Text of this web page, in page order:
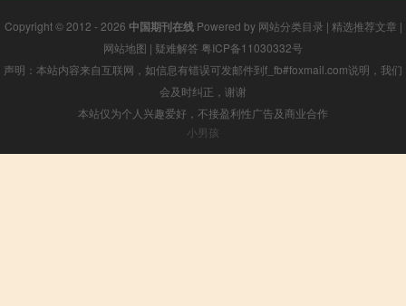
Copyright © 2012 - 2026 中国期刊在线Powered by 网站分类目录 | 精选推荐文章 |
网站地图 | 疑难解答 粤ICP备11030332号
声明：本站内容来自互联网，如信息有错误可发邮件到f_fb#foxmail.com说明，我们
会及时纠正，谢谢
本站仅为个人兴趣爱好，不接盈利性广告及商业合作
小男孩